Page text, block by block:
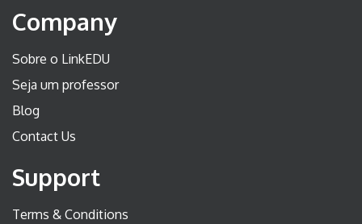
Company
Sobre o LinkEDU
Seja um professor
Blog
Contact Us
Support
Terms & Conditions